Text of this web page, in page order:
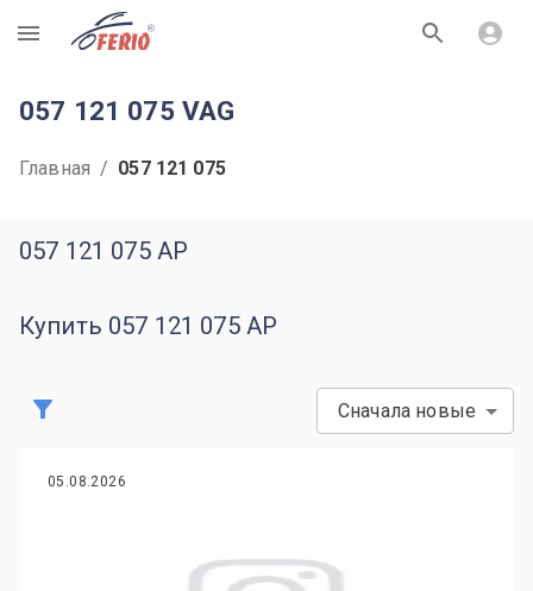
R
057 121 075 VAG
Главная / 057 121 075
057 121 075 AP
Купить 057 121 075 AP
Сначала новые
05.08.2026